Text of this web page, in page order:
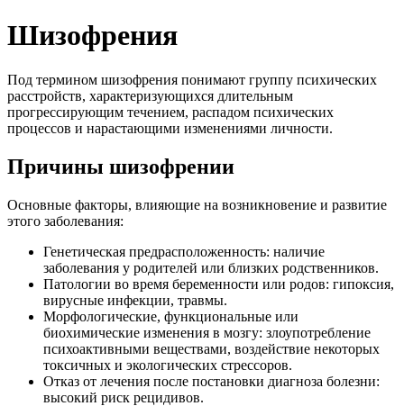
Шизофрения
Под термином шизофрения понимают группу психических
расстройств, характеризующихся длительным
прогрессирующим течением, распадом психических
процессов и нарастающими изменениями личности.
Причины шизофрении
Основные факторы, влияющие на возникновение и развитие
этого заболевания:
Генетическая предрасположенность: наличие
заболевания у родителей или близких родственников.
Патологии во время беременности или родов: гипоксия,
вирусные инфекции, травмы.
Морфологические, функциональные или
биохимические изменения в мозгу: злоупотребление
психоактивными веществами, воздействие некоторых
токсичных и экологических стрессоров.
Отказ от лечения после постановки диагноза болезни:
высокий риск рецидивов.